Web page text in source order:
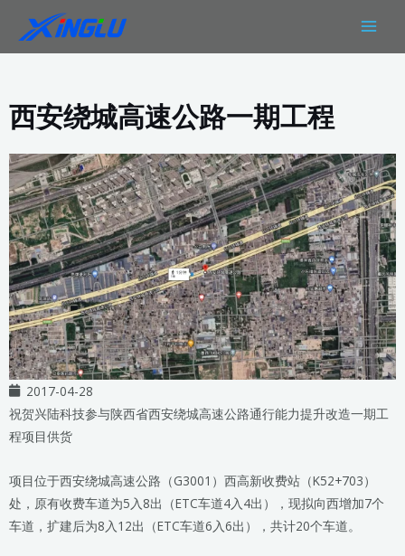
内
西安绕城高速公路一期工程
2017-04-28
祝贺兴陆科技参与陕西省西安绕城高速公路通行能力提升改造一期工
程项目供货
项目位于西安绕城高速公路（G3001）西高新收费站（K52+703）
处，原有收费车道为5入8出（ETC车道4入4出），现拟向西增加7个
车道，扩建后为8入12出（ETC车道6入6出），共计20个车道。